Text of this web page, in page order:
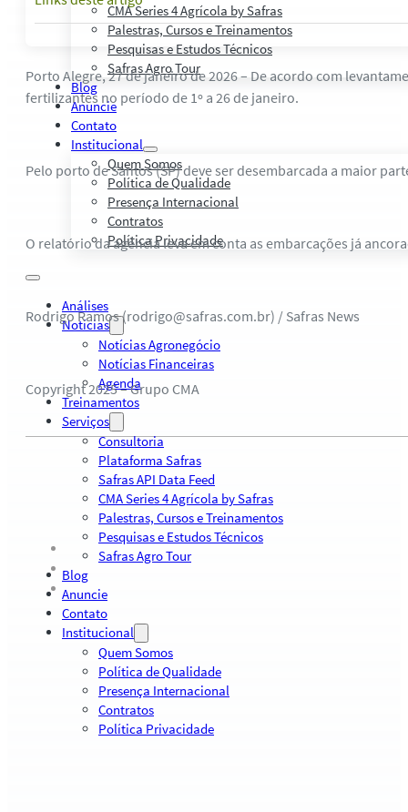
CMA Series 4 Agrícola by Safras
Palestras, Cursos e Treinamentos
Pesquisas e Estudos Técnicos
Safras Agro Tour
Blog
Anuncie
Contato
Institucional
Quem Somos
Política de Qualidade
Presença Internacional
Contratos
Política Privacidade
Análises
Notícias
Notícias Agronegócio
Notícias Financeiras
Agenda
Treinamentos
Serviços
Consultoria
Plataforma Safras
Safras API Data Feed
CMA Series 4 Agrícola by Safras
Palestras, Cursos e Treinamentos
Pesquisas e Estudos Técnicos
Safras Agro Tour
Blog
Anuncie
Contato
Institucional
Quem Somos
Política de Qualidade
Presença Internacional
Contratos
Política Privacidade
Porto Alegre, 27 de janeiro de 2026 – De acordo com
fertilizantes no período de 1º a 26 de janeiro.
Pelo porto de Santos (SP) deve ser desembarcada a maior
O relatório da agência leva em conta as embarcações já
Rodrigo Ramos (rodrigo@safras.com.br) / Safras News
Copyright 2025 – Grupo CMA